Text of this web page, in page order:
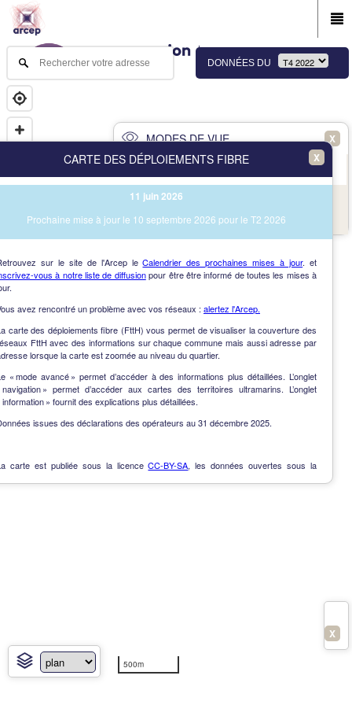
500m
DONNÉES DU
MODES DE VUE X
Vue des immeubles et des communes
X
CARTE DES DÉPLOIEMENTS FIBRE
11 juin 2026
Prochaine mise à jour le 10 septembre 2026 pour le T2 2026
sur le site de l'Arcep leCalendrier des prochaines mises à jour. et
vous à notre liste de diffusionpour être être informé de toutes les mises à
avez rencontré un problème avec vos réseaux : alertez l'Arcep.
carte des déploiements fibre (FttH) vous permet de visualiser la couverture des
FttH avec des informations sur chaque commune mais aussi adresse par
lorsque la carte est zoomée au niveau du quartier.
« mode avancé » permet d’accéder à des informations plus détaillées. L’onglet
navigation » permet d’accéder aux cartes des territoires ultramarins. L’onglet
information » fournit des explications plus détaillées.
issues des déclarations des opérateurs au 31 décembre 2025.
carte est publiée sous la licenceCC-BY-SA, les données ouvertes sous la
X
NAV